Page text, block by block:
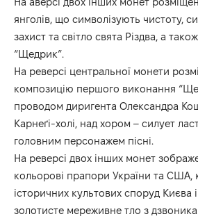
янголів, що символізують чистоту,
захист та світло свята Різдва, а
“Щедрик”.
На реверсі центральної монети
композицію першого виконання
проводом диригента Олександра
Карнеґі-холі, над хором – силует
головним персонажем пісні.
На реверсі двох інших монет
кольорові прапори України та США,
історичних культових споруд
золотисте мереживне тло з